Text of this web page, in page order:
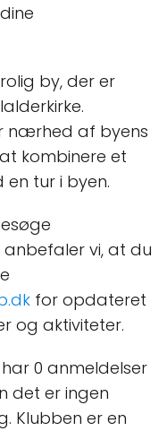
by, der er
nærhed af byens
kombinere et
tur i byen.
anbefaler vi, at du
for opdateret
og aktiviteter.
0 anmeldelser
det er ingen
Klubben er en